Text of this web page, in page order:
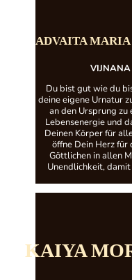
ADVAITA
Du bist gut wie du
deine eigene Urnatur
an den Ursprung zu
Lebensenergie und
Deinen Körper für
öffne Dein Herz für
Göttlichen in allen
Unendlichkeit,
KAIYA